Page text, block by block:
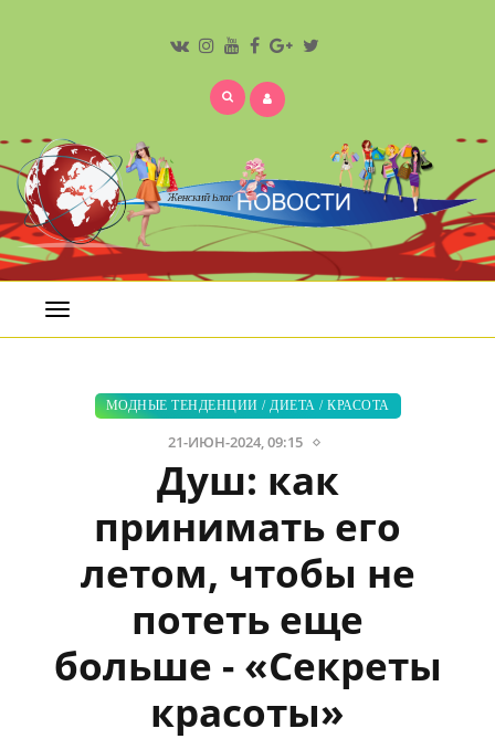
Открыть
меню
МОДНЫЕ ТЕНДЕНЦИИ / ДИЕТА / КРАСОТА
21-ИЮН-2024, 09:15
Душ: как
принимать его
летом, чтобы не
потеть еще
больше - «Секреты
красоты»